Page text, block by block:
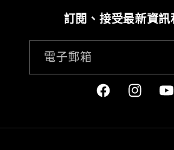
訂閱、接受最新資訊
電子郵箱
FacebookInstagram